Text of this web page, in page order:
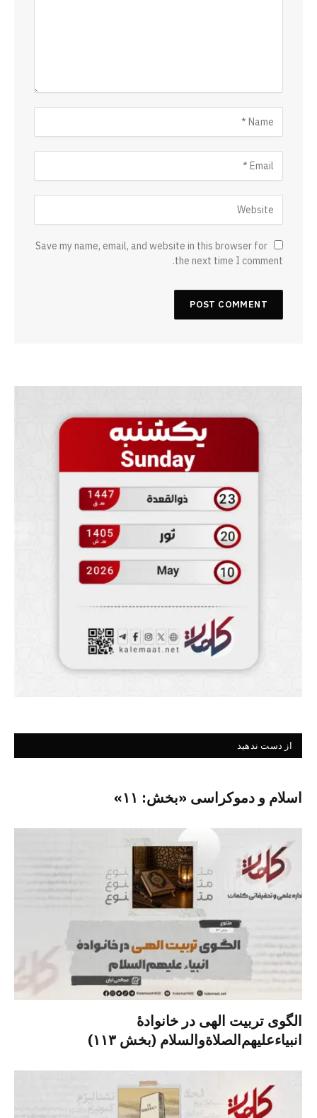
Save my name, email, and website in this browser for
the next time I comment.
از دست ندهید
اسلام و دموکراسی «بخش: ۱۱»
الگوی تربیت الهی در خانوادۀ
انبیاءعلیهم‌الصلاةو‌السلام (بخش ۱۱۳)